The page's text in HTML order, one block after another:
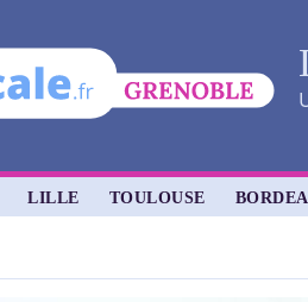
LILLE TOULOUSE